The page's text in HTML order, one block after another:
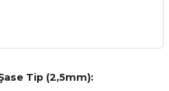
Tip (2,5mm):